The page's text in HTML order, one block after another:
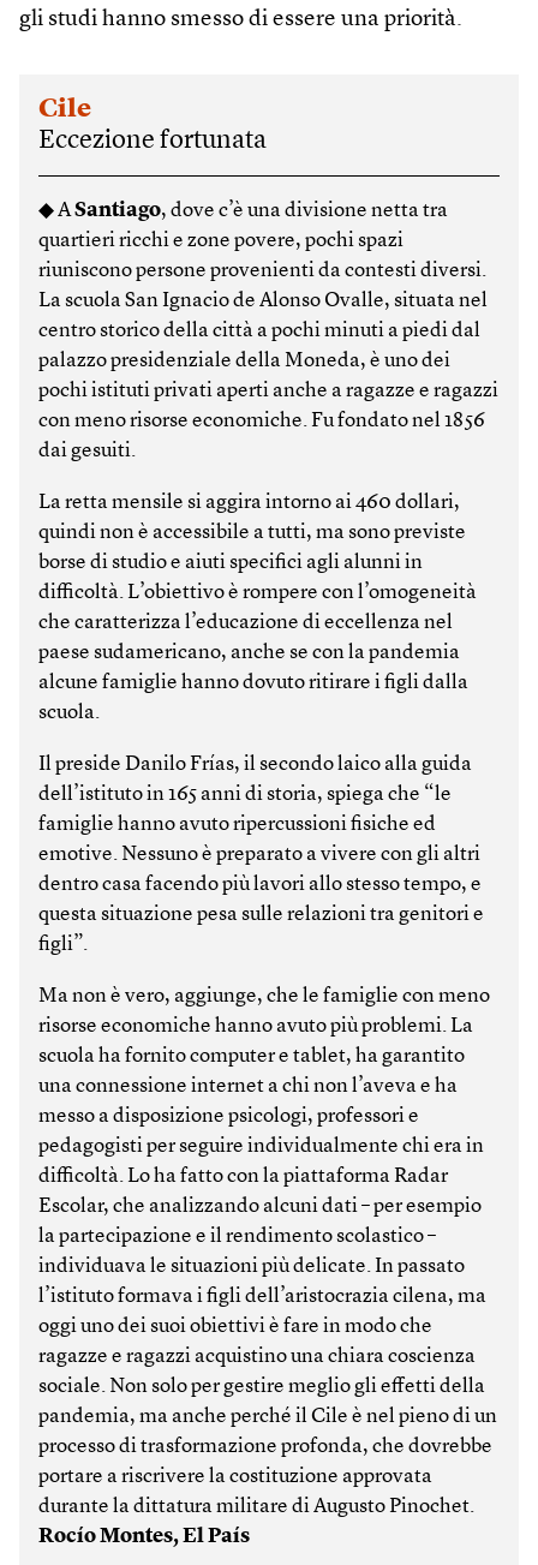
gli studi hanno smesso di essere una priorità.
Cile
Eccezione fortunata
◆ ASantiago, dove c’è una divisione netta tra
quartieri ricchi e zone povere, pochi spazi
riuniscono persone provenienti da contesti diversi.
La scuola San Ignacio de Alonso Ovalle, situata nel
centro storico della città a pochi minuti a piedi dal
palazzo presidenziale della Moneda, è uno dei
pochi istituti privati aperti anche a ragazze e ragazzi
con meno risorse economiche. Fu fondato nel 1856
dai gesuiti.
La retta mensile si aggira intorno ai 460 dollari,
quindi non è accessibile a tutti, ma sono previste
borse di studio e aiuti specifici agli alunni in
difficoltà. L’obiettivo è rompere con l’omogeneità
che caratterizza l’educazione di eccellenza nel
paese sudamericano, anche se con la pandemia
alcune famiglie hanno dovuto ritirare i figli dalla
scuola.
Il preside Danilo Frías, il secondo laico alla guida
dell’istituto in 165 anni di storia, spiega che “le
famiglie hanno avuto ripercussioni fisiche ed
emotive. Nessuno è preparato a vivere con gli altri
dentro casa facendo più lavori allo stesso tempo, e
questa situazione pesa sulle relazioni tra genitori e
figli”.
Ma non è vero, aggiunge, che le famiglie con meno
risorse economiche hanno avuto più problemi. La
scuola ha fornito computer e tablet, ha garantito
una connessione internet a chi non l’aveva e ha
messo a disposizione psicologi, professori e
pedagogisti per seguire individualmente chi era in
difficoltà. Lo ha fatto con la piattaforma Radar
Escolar, che analizzando alcuni dati – per esempio
la partecipazione e il rendimento scolastico –
individuava le situazioni più delicate. In passato
l’istituto formava i figli dell’aristocrazia cilena, ma
oggi uno dei suoi obiettivi è fare in modo che
ragazze e ragazzi acquistino una chiara coscienza
sociale. Non solo per gestire meglio gli effetti della
pandemia, ma anche perché il Cile è nel pieno di un
processo di trasformazione profonda, che dovrebbe
portare a riscrivere la costituzione approvata
durante la dittatura militare di Augusto Pinochet.
Rocío Montes, El País